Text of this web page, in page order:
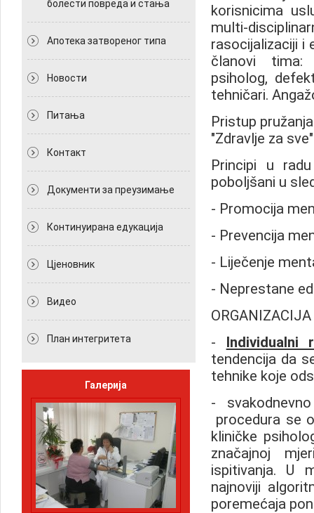
болести повреда и стања
Апотека затвореног типа
Новости
Питања
Контакт
Документи за преузимање
Континуирана едукација
Цјеновник
Видео
План интегритета
Галерија
korisnicima
multi-
rasocijalizaciji i
članovi tima:
psiholog,
tehničari.
Pristup
"Zdravlje za
Principi u
poboljšani u
- Promocija
- Prevencija
- Liječenje
- Neprestane
- Individualni
tendencija da
tehnike koje
-
procedura se
kliničke
značajnoj
ispitivanja. U
najnoviji
poremećaja